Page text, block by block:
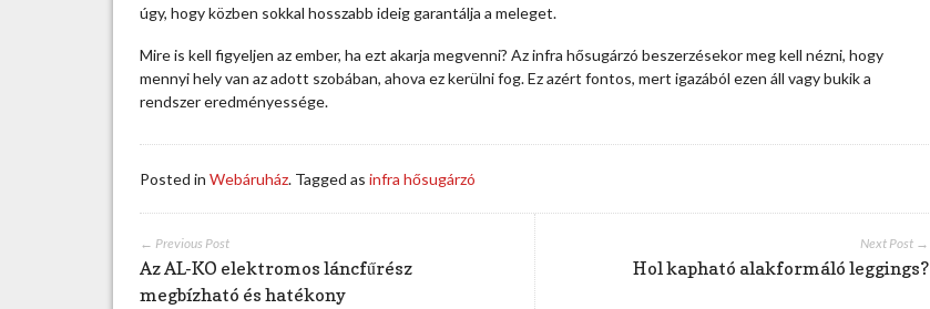
i
n
f
a
ő
s
g
úgy, hogy közben sokkal hosszabb ideig garantálja a meleget.
Mire is kell figyeljen az ember, ha ezt akarja megvenni? Az infra hősugárzó beszerzésekor meg kell nézni, hogy
mennyi hely van az adott szobában, ahova ez kerülni fog. Ez azért fontos, mert igazából ezen áll vagy bukik a
rendszer eredményessége.
Posted inWebáruház. Tagged asinfra hősugárzó
Next Post →
Hol kapható alakformáló leggings?
← Previous Post
Az AL-KO elektromos láncfűrész
megbízható és hatékony